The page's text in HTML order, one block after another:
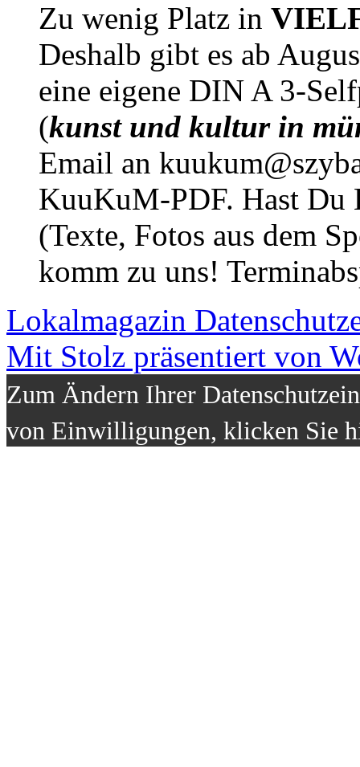
Zu wenig Platz in
Deshalb gibt es ab
eine eigene DIN A 3-
(kunst und kultur in
Email an
KuuKuM-PDF. Hast Du
(Texte, Fotos aus dem
komm zu uns!
Lokalmagazin
Mit Stolz präsentiert von
Zum Ändern Ihrer
von Einwilligungen, klicken Sie